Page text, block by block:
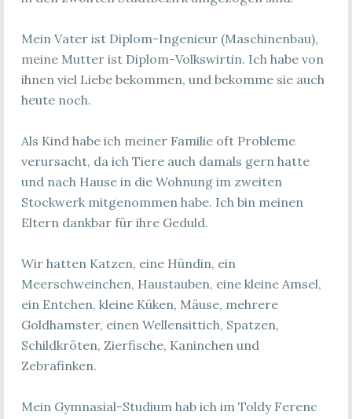
Mein Vater ist Diplom-Ingenieur (Maschinenbau),
meine Mutter ist Diplom-Volkswirtin. Ich habe von
ihnen viel Liebe bekommen, und bekomme sie auch
heute noch.
Als Kind habe ich meiner Familie oft Probleme
verursacht, da ich Tiere auch damals gern hatte
und nach Hause in die Wohnung im zweiten
Stockwerk mitgenommen habe. Ich bin meinen
Eltern dankbar für ihre Geduld.
Wir hatten Katzen, eine Hündin, ein
Meerschweinchen, Haustauben, eine kleine Amsel,
ein Entchen, kleine Küken, Mäuse, mehrere
Goldhamster, einen Wellensittich, Spatzen,
Schildkröten, Zierfische, Kaninchen und
Zebrafinken.
Mein Gymnasial-Studium hab ich im Toldy Ferenc